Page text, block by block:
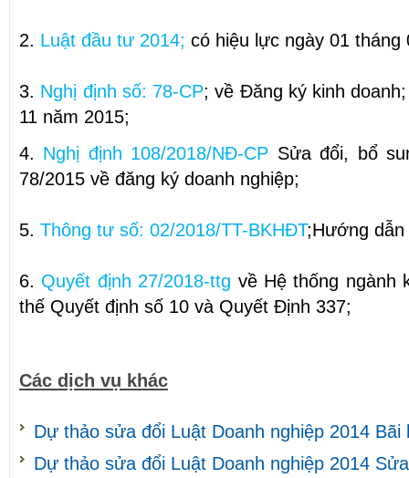
2. Luật đầu tư 2014; có hiệu lực ngày 01 tháng
3. Nghị định số: 78-CP; về Đăng ký kinh
11 năm 2015;
4. Nghị định 108/2018/NĐ-CP Sửa đổi, bổ
78/2015 về đăng ký doanh nghiệp;
5. Thông tư số: 02/2018/TT-BKHĐT;Hướng dẫn
6. Quyết định 27/2018-ttg về Hệ thống ngành
thế Quyết định số 10 và Quyết Định 337;
Các dịch vụ khác
Dự thảo sửa đổi Luật Doanh nghiệp 2014
Dự thảo sửa đổi Luật Doanh nghiệp 2014